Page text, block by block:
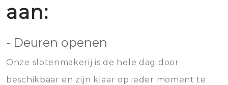
aan:
- Deuren openen
Onze slotenmakerij is de hele dag door
beschikbaar en zijn klaar op ieder moment te